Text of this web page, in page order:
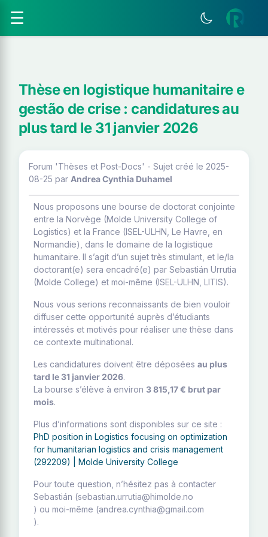
☰
Thèse en logistique humanitaire e
gestão de crise : candidatures au
plus tard le 31 janvier 2026
Forum 'Thèses et Post-Docs' - Sujet créé le 2025-
08-25 par Andrea Cynthia Duhamel
Nous proposons une bourse de doctorat conjointe
entre la Norvège (Molde University College of
Logistics) et la France (ISEL-ULHN, Le Havre, en
Normandie), dans le domaine de la logistique
humanitaire. Il s’agit d’un sujet très stimulant, et le/la
doctorant(e) sera encadré(e) par Sebastián Urrutia
(Molde College) et moi-même (ISEL-ULHN, LITIS).
Nous vous serions reconnaissants de bien vouloir
diffuser cette opportunité auprès d’étudiants
intéressés et motivés pour réaliser une thèse dans
ce contexte multinational.
Les candidatures doivent être déposées au plus
tard le 31 janvier 2026.
La bourse s’élève à environ 3 815,17 € brut par
mois.
Plus d’informations sont disponibles sur ce site :
PhD position in Logistics focusing on optimization
for humanitarian logistics and crisis management
(292209) | Molde University College
Pour toute question, n’hésitez pas à contacter
Sebastián (sebastian.urrutia@himolde.no
) ou moi-même (andrea.cynthia@gmail.com
).